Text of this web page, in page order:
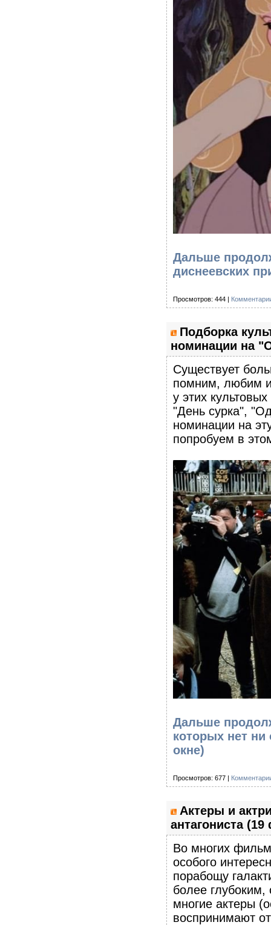
Дальше
диснеевских
Просмотров: 444 |
Подборка
номинации на
Существует
помним, любим и
у этих
"День сурка",
номинации на
попробуем в
Дальше
которых нет
окне)
Просмотров: 677 |
Актеры и
антагониста
Во многих
особого
порабощу
более
многие актеры
воспринимают